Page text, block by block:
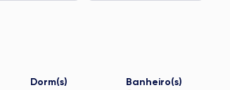
Dorm(s) Banheiro(s)